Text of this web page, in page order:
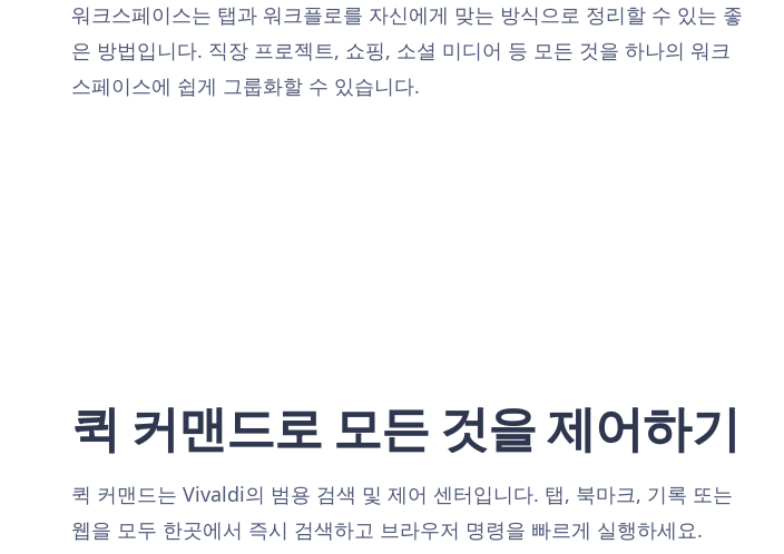
워크스페이스는 탭과 워크플로를 자신에게 맞는 방식으로 정리할 수 있는 좋
은 방법입니다. 직장 프로젝트, 쇼핑, 소셜 미디어 등 모든 것을 하나의 워크
스페이스에 쉽게 그룹화할 수 있습니다.
퀵 커맨드로 모든 것을 제어하기
퀵 커맨드는 Vivaldi의 범용 검색 및 제어 센터입니다. 탭, 북마크, 기록 또는
웹을 모두 한곳에서 즉시 검색하고 브라우저 명령을 빠르게 실행하세요.